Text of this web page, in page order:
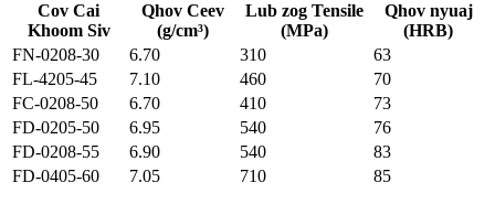
Cov Cai
Khoom Siv
Qhov Ceev
(g/cm³)
Lub zog Tensile
(MPa)
Qhov nyuaj
(HRB)
FN-0208-30
6.70 310
63
FL-4205-45
7.10 460
70
FC-0208-50
6.70 410
73
FD-0205-50
6.95 540
76
FD-0208-55
6.90 540
83
FD-0405-60
7.05 710 85